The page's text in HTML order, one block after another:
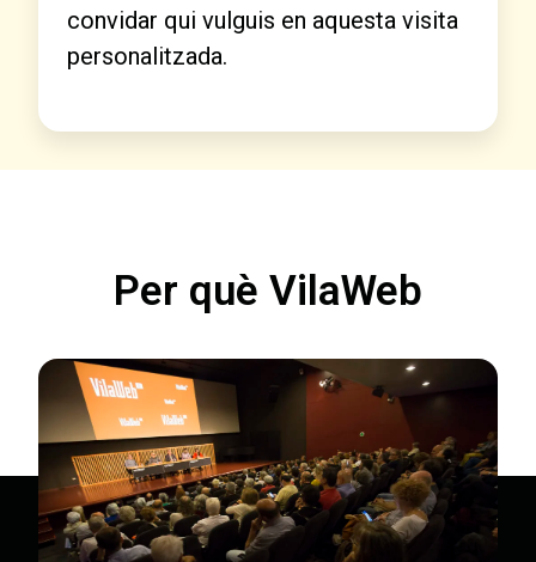
convidar qui vulguis en aquesta visita
personalitzada.
Per què VilaWeb